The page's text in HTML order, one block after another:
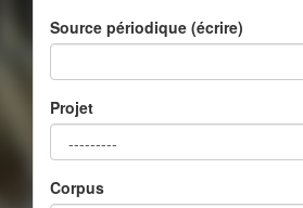
Source périodique (écrire)
Projet
Corpus